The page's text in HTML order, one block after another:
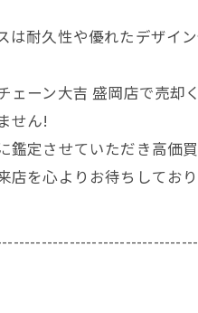
は耐久性や優れたデザイ
ェーン大吉 盛岡店で売却く
せん!
鑑定させていただき高価
店を心よりお待ちしており